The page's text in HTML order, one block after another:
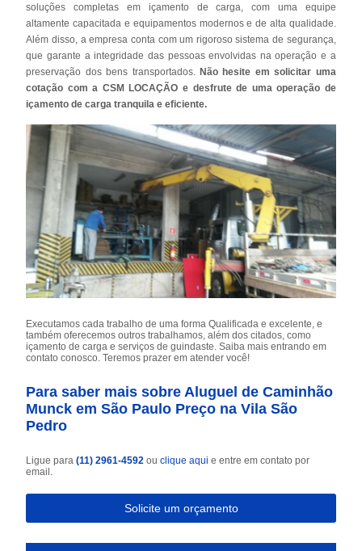
soluções completas em içamento de carga, com uma equipe
altamente capacitada e equipamentos modernos e de alta qualidade.
Além disso, a empresa conta com um rigoroso sistema de segurança,
que garante a integridade das pessoas envolvidas na operação e a
preservação dos bens transportados. Não hesite em solicitar uma
cotação com a CSM LOCAÇÃO e desfrute de uma operação de
içamento de carga tranquila e eficiente.
Executamos cada trabalho de uma forma Qualificada e excelente, e
também oferecemos outros trabalhamos, além dos citados, como
içamento de carga e serviços de guindaste. Saiba mais entrando em
contato conosco. Teremos prazer em atender você!
Para saber mais sobre Aluguel de Caminhão
Munck em São Paulo Preço na Vila São
Pedro
Ligue para(11) 2961-4592ouclique aqui e entre em contato por
email.
Solicite um orçamento